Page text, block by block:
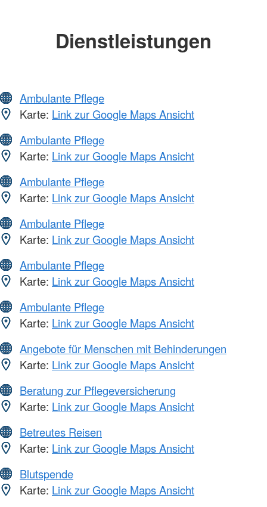
Dienstleistungen
Ambulante Pflege
Karte: Link zur Google Maps Ansicht
Ambulante Pflege
Karte: Link zur Google Maps Ansicht
Ambulante Pflege
Karte: Link zur Google Maps Ansicht
Ambulante Pflege
Karte: Link zur Google Maps Ansicht
Ambulante Pflege
Karte: Link zur Google Maps Ansicht
Ambulante Pflege
Karte: Link zur Google Maps Ansicht
Angebote für Menschen mit Behinderungen
Karte: Link zur Google Maps Ansicht
Beratung zur Pflegeversicherung
Karte: Link zur Google Maps Ansicht
Betreutes Reisen
Karte: Link zur Google Maps Ansicht
Blutspende
Karte: Link zur Google Maps Ansicht